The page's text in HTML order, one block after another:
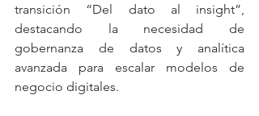
transición “Del dato al insight”,
destacando la necesidad de
gobernanza de datos y analítica
avanzada para escalar modelos de
negocio digitales.